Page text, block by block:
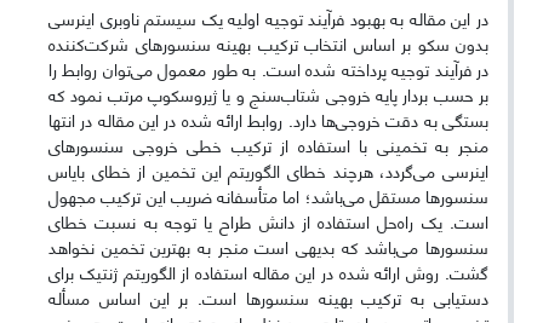
در این مقاله به بهبود فرآیند توجیه اولیه یک سیستم ناوبری اینرسی
بدون سکو بر اساس انتخاب ترکیب بهینه سنسورهای شرکت‌کننده
در فرآیند توجیه پرداخته شده است. به طور معمول می‌توان روابط را
بر حسب بردار پایه خروجی شتاب‌سنج و یا ژیروسکوپ مرتب نمود که
بستگی به دقت خروجی‌ها دارد. روابط ارائه شده در این مقاله در انتها
منجر به تخمینی با استفاده از ترکیب خطی خروجی سنسورهای
اینرسی می‌گردد، هرچند خطای الگوریتم این تخمین از خطای بایاس
سنسورها مستقل می‌باشد؛ اما متأسفانه ضریب این ترکیب مجهول
است. یک راه‌حل استفاده از دانش طراح یا توجه به نسبت خطای
سنسورها می‌باشد که بدیهی است منجر به بهترین تخمین نخواهد
گشت. روش ارائه شده در این مقاله استفاده از الگوریتم ژنتیک برای
دستیابی به ترکیب بهینه سنسورها است. بر این اساس مسأله